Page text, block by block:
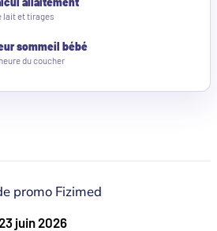
lait et tirages
sommeil bébé
du coucher
promo Fizimed
juin 2026